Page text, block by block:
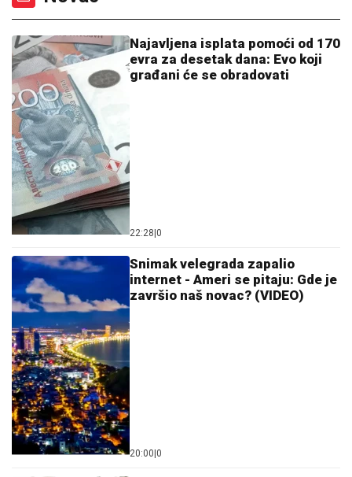
SIN MILENE KAČAVENDE JE PRAVI
abBivša učesnica "Elite" otkrila i
čimese bave njeni naslednici - ovo je
prava ISTINA
Tinejdžer (19) sejao strah po Novom Sadu: Čekao
žene po mračnim ćoškovima pa radio ovo
FUDBALERU DEMOLIRAN "BENTLI"
Drama u Beogradu: Skupocenom
vozilu razbijena stakla u privatnoj
garaži luksuznog naselja
"MA NEK ME UBIJU, UHVATILA ME